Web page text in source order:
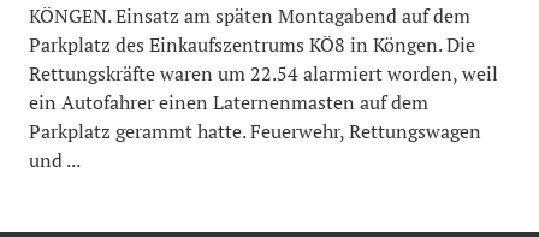
KÖNGEN. Einsatz am späten Montagabend auf dem
Parkplatz des Einkaufszentrums KÖ8 in Köngen. Die
Rettungskräfte waren um 22.54 alarmiert worden, weil
ein Autofahrer einen Laternenmasten auf dem
Parkplatz gerammt hatte. Feuerwehr, Rettungswagen
und ...